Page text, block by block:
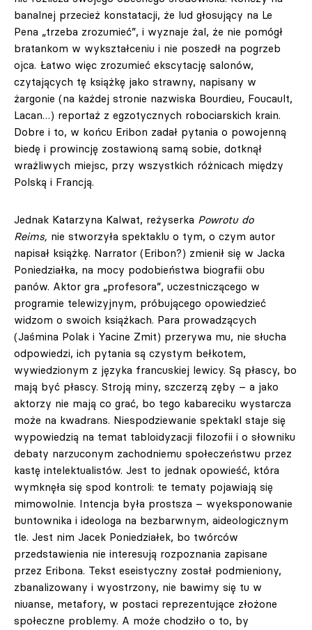
banalnej przecież konstatacji, że lud głosujący na Le
Pena „trzeba zrozumieć”, i wyznaje żal, że nie pomógł
bratankom w wykształceniu i nie poszedł na pogrzeb
ojca. Łatwo więc zrozumieć ekscytację salonów,
czytających tę książkę jako strawny, napisany w
żargonie (na każdej stronie nazwiska Bourdieu, Foucault,
Lacan…) reportaż z egzotycznych robociarskich krain.
Dobre i to, w końcu Eribon zadał pytania o powojenną
biedę i prowincję zostawioną samą sobie, dotknął
wrażliwych miejsc, przy wszystkich różnicach między
Polską i Francją.
Jednak Katarzyna Kalwat, reżyserka Powrotu do
Reims, nie stworzyła spektaklu o tym, o czym autor
napisał książkę. Narrator (Eribon?) zmienił się w Jacka
Poniedziałka, na mocy podobieństwa biografii obu
panów. Aktor gra „profesora”, uczestniczącego w
programie telewizyjnym, próbującego opowiedzieć
widzom o swoich książkach. Para prowadzących
(Jaśmina Polak i Yacine Zmit) przerywa mu, nie słucha
odpowiedzi, ich pytania są czystym bełkotem,
wywiedzionym z języka francuskiej lewicy. Są płascy, bo
mają być płascy. Stroją miny, szczerzą zęby – a jako
aktorzy nie mają co grać, bo tego kabareciku wystarcza
może na kwadrans. Niespodziewanie spektakl staje się
wypowiedzią na temat tabloidyzacji filozofii i o słowniku
debaty narzuconym zachodniemu społeczeństwu przez
kastę intelektualistów. Jest to jednak opowieść, która
wymknęła się spod kontroli: te tematy pojawiają się
mimowolnie. Intencja była prostsza – wyeksponowanie
buntownika i ideologa na bezbarwnym, aideologicznym
tle. Jest nim Jacek Poniedziałek, bo twórców
przedstawienia nie interesują rozpoznania zapisane
przez Eribona. Tekst eseistyczny został podmieniony,
zbanalizowany i wyostrzony, nie bawimy się tu w
niuanse, metafory, w postaci reprezentujące złożone
społeczne problemy. A może chodziło o to, by